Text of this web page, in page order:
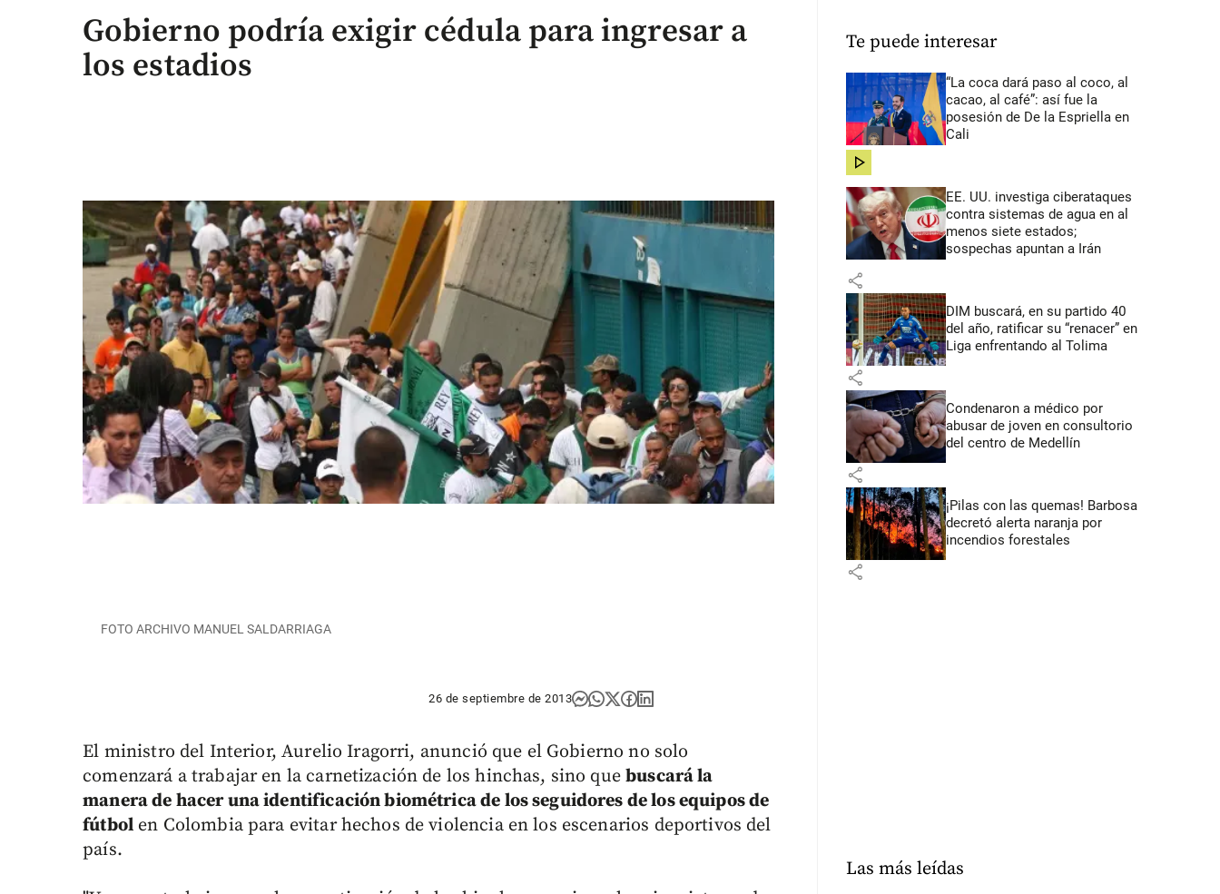
Gobierno podría exigir cédula para ingresar a
los estadios
FOTO ARCHIVO MANUEL SALDARRIAGA
26 de septiembre de 2013
El ministro del Interior, Aurelio Iragorri, anunció que el Gobierno no solo
comenzará a trabajar en la carnetización de los hinchas, sino quebuscará la
manera de hacer una identificación biométrica de los seguidores de los equipos de
fútbol en Colombia para evitar hechos de violencia en los escenarios deportivos del
país.
Te puede interesar
“La coca dará paso al coco, al
cacao, al café”: así fue la
posesión de De la Espriella en
Cali
share
EE. UU. investiga ciberataques
contra sistemas de agua en al
menos siete estados;
sospechas apuntan a Irán
share
DIM buscará, en su partido 40
del año, ratificar su “renacer” en
Liga enfrentando al Tolima
share
Condenaron a médico por
abusar de joven en consultorio
del centro de Medellín
share
¡Pilas con las quemas! Barbosa
decretó alerta naranja por
incendios forestales
share
Las más leídas